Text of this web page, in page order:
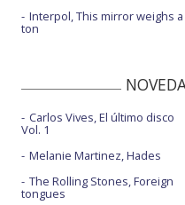
Interpol, This mirror weighs a
ton
Carlos Vives, El último disco
Vol. 1
Melanie Martinez, Hades
The Rolling Stones, Foreign
tongues